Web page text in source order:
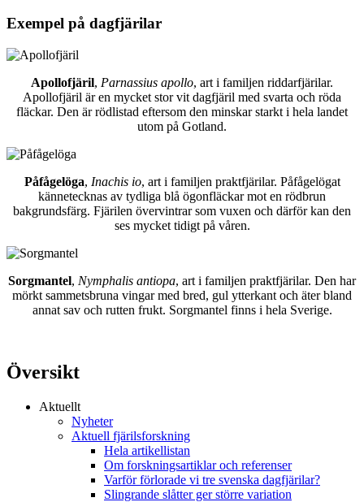
Exempel på dagfjärilar
Apollofjäril, Parnassius apollo, art i familjen riddarfjärilar.
Apollofjäril är en mycket stor vit dagfjäril med svarta och röda
fläckar. Den är rödlistad eftersom den minskar starkt i hela landet
utom på Gotland.
Påfågelöga, Inachis io, art i familjen praktfjärilar. Påfågelögat
kännetecknas av tydliga blå ögonfläckar mot en rödbrun
bakgrundsfärg. Fjärilen övervintrar som vuxen och därför kan den
ses mycket tidigt på våren.
Sorgmantel, Nymphalis antiopa, art i familjen praktfjärilar. Den har
mörkt sammetsbruna vingar med bred, gul ytterkant och äter bland
annat sav och rutten frukt. Sorgmantel finns i hela Sverige.
Översikt
Aktuellt
Nyheter
Aktuell fjärilsforskning
Hela artikellistan
Om forskningsartiklar och referenser
Varför förlorade vi tre svenska dagfjärilar?
Slingrande slåtter ger större variation